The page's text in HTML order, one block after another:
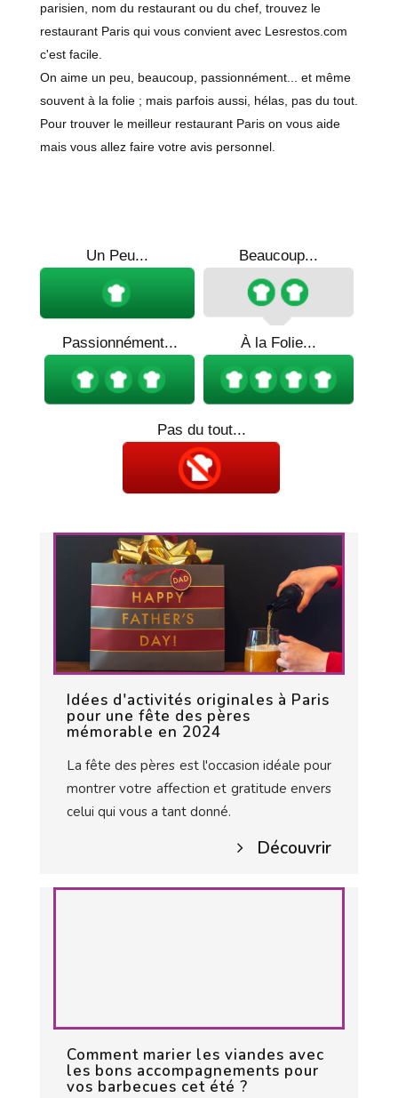
parisien, nom du restaurant ou du chef, trouvez le
restaurant Paris qui vous convient avec Lesrestos.com
c'est facile.
On aime un peu, beaucoup, passionnément... et même
souvent à la folie ; mais parfois aussi, hélas, pas du tout.
Pour trouver le meilleur restaurant Paris on vous aide
mais vous allez faire votre avis personnel.
Un Peu... Beaucoup...
Passionnément... À la Folie...
Pas du tout...
Idées d'activités originales à Paris
pour une fête des pères
mémorable en 2024
La fête des pères est l'occasion idéale pour
montrer votre affection et gratitude envers
celui qui vous a tant donné.
Découvrir
Comment marier les viandes avec
les bons accompagnements pour
vos barbecues cet été ?